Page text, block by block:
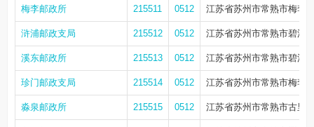
梅李邮政所 215511 0512 江苏省苏州市常熟市梅李
浒浦邮政支局 215512 0512 江苏省苏州市常熟市碧溪
溪东邮政所 215513 0512 江苏省苏州市常熟市碧溪
珍门邮政支局 215514 0512 江苏省苏州市常熟市梅李
淼泉邮政所 215515 0512 江苏省苏州市常熟市古里